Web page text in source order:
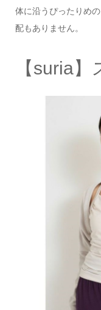
体に沿うぴったりめ
配もありません。
【suria